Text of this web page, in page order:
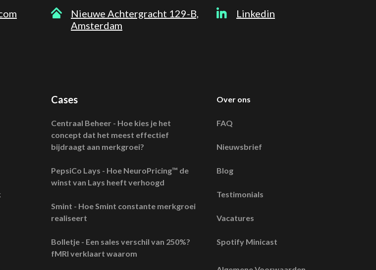
Nieuwe Achtergracht 129-B,
Amsterdam
Linkedin
Cases
Centraal Beheer - Hoe kies je het
concept dat het meest effectief
bijdraagt aan merkgroei?
PepsiCo Lays - Hoe NeuroPricing™ de
winst van Lays heeft verhoogd
Smint - Hoe Smint constante merkgroei
realiseert
Bolletje - Een sales verschil van 250%?
fMRI verklaart waarom
Over ons
FAQ
Nieuwsbrief
Blog
Testimonials
Vacatures
Spotify Minicast